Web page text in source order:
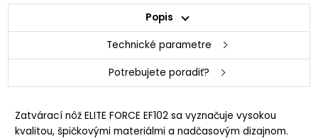
Popis
Technické parametre
Potrebujete poradiť?
Zatvárací nôž ELITE FORCE EF102 sa vyznačuje vysokou
kvalitou, špičkovými materiálmi a nadčasovým dizajnom.